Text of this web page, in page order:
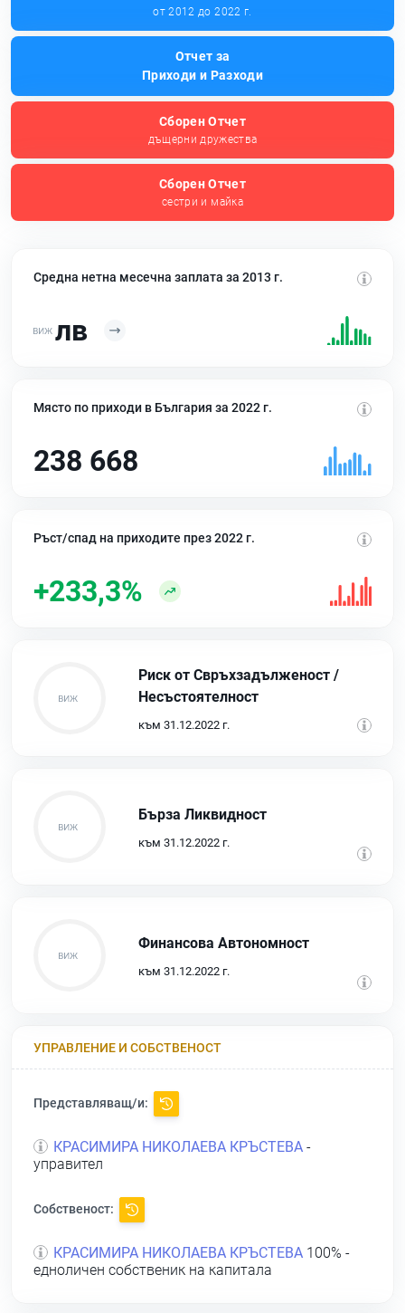
от 2012 до 2022 г.
Отчет за
Приходи и Разходи
Сборен Отчет
дъщерни дружества
Сборен Отчет
сестри и майка
Средна нетна месечна заплата за 2013 г.
лв
Място по приходи в България за 2022 г.
238 668
Ръст/спад на приходите през 2022 г.
+233,3%
Риск от Свръхзадълженост /
Несъстоятелност
към 31.12.2022 г.
Бърза Ликвидност
към 31.12.2022 г.
Финансова Автономност
към 31.12.2022 г.
УПРАВЛЕНИЕ И СОБСТВЕНОСТ
Представляващ/и:
КРАСИМИРА НИКОЛАЕВА КРЪСТЕВА -
управител
Собственост:
КРАСИМИРА НИКОЛАЕВА КРЪСТЕВА 100% -
едноличен собственик на капитала